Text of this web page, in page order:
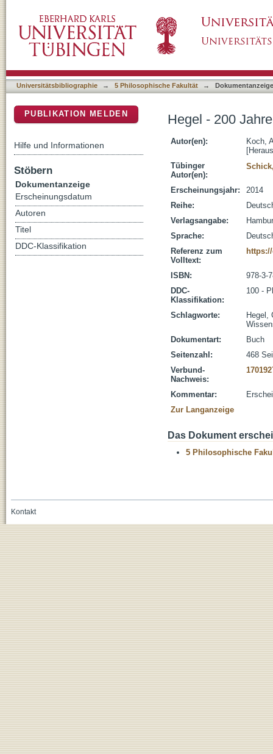
Universitätsbibliographie → 5 Philosophische Fakultät → Dokumentanzeige
Hegel - 200
Autor(en):
Koch,
Tübinger
Autor(en):
Erscheinungsjahr:
2014
Reihe:
Verlagsangabe:
Sprache:
Referenz zum
Volltext:
ISBN:
978-3-
DDC-
Klassifikation:
100 -
Schlagworte:
Hegel,
Dokumentart:
Buch
Seitenzahl:
468
Verbund-
Nachweis:
Kommentar:
Zur Langanzeige
Das Dokument
5 Philosophische
PUBLIKATION MELDEN
Hilfe und Informationen
Stöbern
Dokumentanzeige
Erscheinungsdatum
Autoren
Titel
DDC-Klassifikation
Kontakt